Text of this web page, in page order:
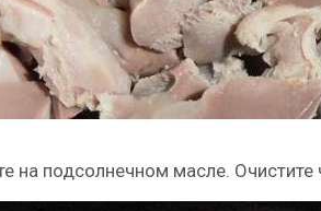
на подсолнечном масле. Очистите